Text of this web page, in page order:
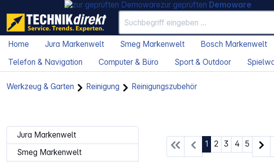
zur geprüften Demoware
Home Jura Markenwelt Smeg Markenwelt Bosch Markenwelt
Telefon & Navigation
Computer & Büro Sport & Outdoor
Werkzeug & Garten Reinigung Reinigungszubehör
Jura Markenwelt
Smeg Markenwelt
Seite
1 Seite
2 Seite
3 Seite
4 Seite
5